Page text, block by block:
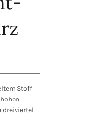
Stoff
dreiviertel